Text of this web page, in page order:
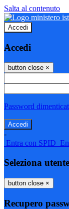
Salta al contenuto
Accedi
Accedi
button close ×
Password
-
Entra con SPID
Seleziona utente
button close ×
Recupero